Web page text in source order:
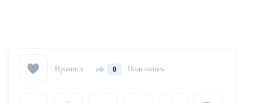
Нравится 0 Поделились